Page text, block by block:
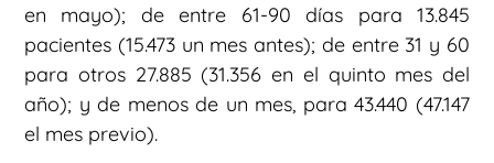
en mayo); de entre 61-90 días para 13.845
pacientes (15.473 un mes antes); de entre 31 y 60
para otros 27.885 (31.356 en el quinto mes del
año); y de menos de un mes, para 43.440 (47.147
el mes previo).